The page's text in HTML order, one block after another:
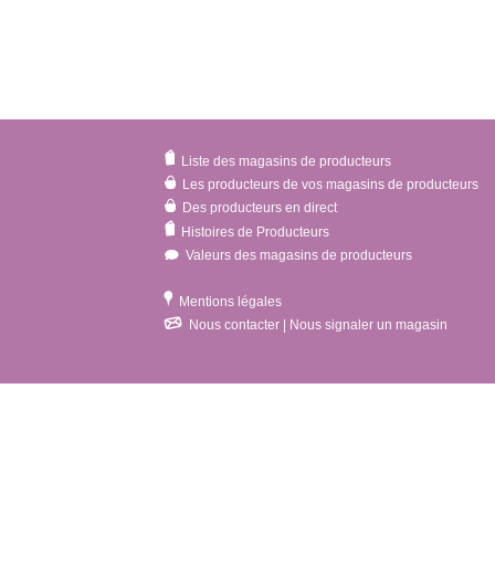
Liste des magasins de producteurs
Les producteurs de vos magasins de producteurs
Des producteurs en direct
Histoires de Producteurs
Valeurs des magasins de producteurs
Mentions légales
Nous contacter | Nous signaler un magasin